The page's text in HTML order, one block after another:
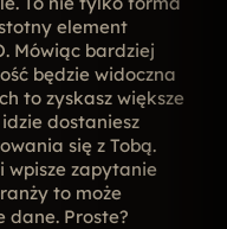
element
Mówiąc bardziej
będzie widoczna
to zyskasz większe
dostaniesz
się z Tobą.
zapytanie
to może
dane. Proste?